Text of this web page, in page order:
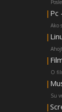
| Pc
Ako
|
|
O
|
Su
|